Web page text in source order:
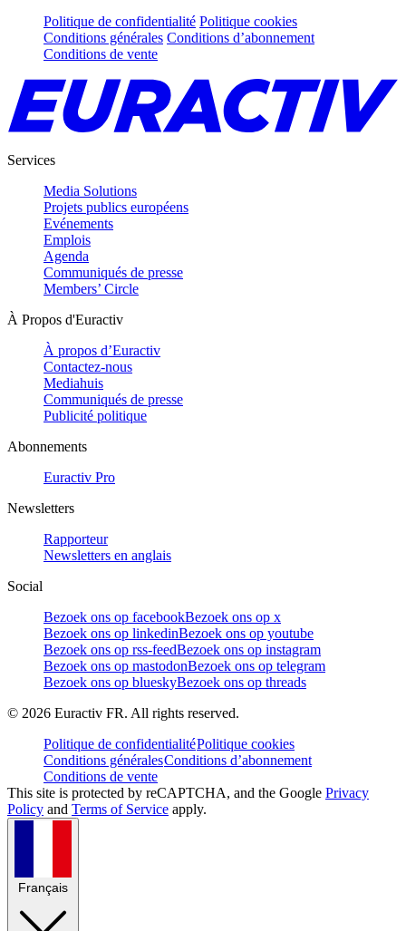
Politique de confidentialité Politique cookies
Conditions générales Conditions d’abonnement
Conditions de vente
Services
Media Solutions
Projets publics européens
Evénements
Emplois
Agenda
Communiqués de presse
Members’ Circle
À Propos d'Euractiv
À propos d’Euractiv
Contactez-nous
Mediahuis
Communiqués de presse
Publicité politique
Abonnements
Euractiv Pro
Newsletters
Rapporteur
Newsletters en anglais
Social
Bezoek ons op facebookBezoek ons op x
Bezoek ons op linkedinBezoek ons op youtube
Bezoek ons op rss-feedBezoek ons op instagram
Bezoek ons op mastodonBezoek ons op telegram
Bezoek ons op blueskyBezoek ons op threads
© 2026 Euractiv FR. All rights reserved.
Politique de confidentialitéPolitique cookies
Conditions généralesConditions d’abonnement
Conditions de vente
This site is protected by reCAPTCHA, and the Google Privacy
Policy and Terms of Service apply.
Français